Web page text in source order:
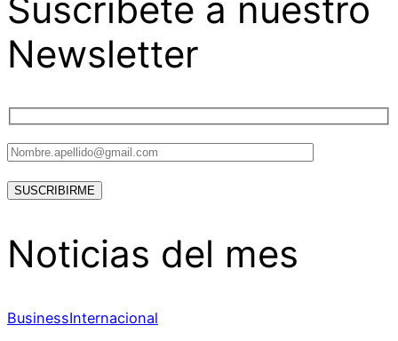
Suscríbete a nuestro
Newsletter
Noticias del mes
BusinessInternacional